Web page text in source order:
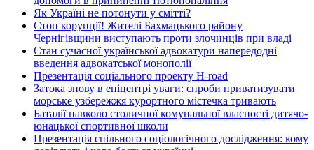
Як Україні не потонути у смітті?
Стоп корупції! Жителі Бахмацького району
Чернігівщини виступають проти злочинців при владі
Стан сучасної української адвокатури напередодні
введення адвокатської монополії
Презентація соціального проекту H-road
Затока знову в епіцентрі уваги: спроби приватизувати
морське узбережжя курортного містечка тривають
Баталії навколо столичної комунальної власності дитячо-
юнацької спортивної школи
Презентація спільного соціологічного дослідження: кому